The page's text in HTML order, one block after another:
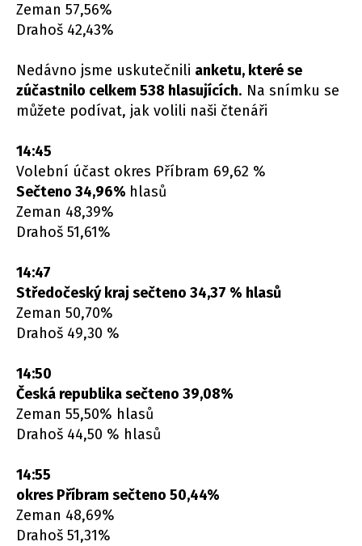
Zeman 57,56%
Drahoš 42,43%
Nedávno jsme uskutečnili anketu, které se
zúčastnilo celkem 538 hlasujících. Na snímku se
můžete podívat, jak volili naši čtenáři
14:45
Volební účast okres Příbram 69,62 %
Sečteno 34,96% hlasů
Zeman 48,39%
Drahoš 51,61%
14:47
Středočeský kraj sečteno 34,37 % hlasů
Zeman 50,70%
Drahoš 49,30 %
14:50
Česká republika sečteno 39,08%
Zeman 55,50% hlasů
Drahoš 44,50 % hlasů
14:55
okres Příbram sečteno 50,44%
Zeman 48,69%
Drahoš 51,31%